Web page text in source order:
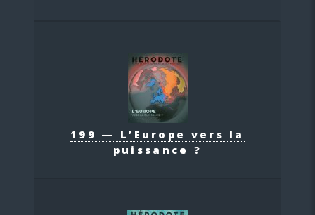
199 — L’Europe vers la
puissance ?